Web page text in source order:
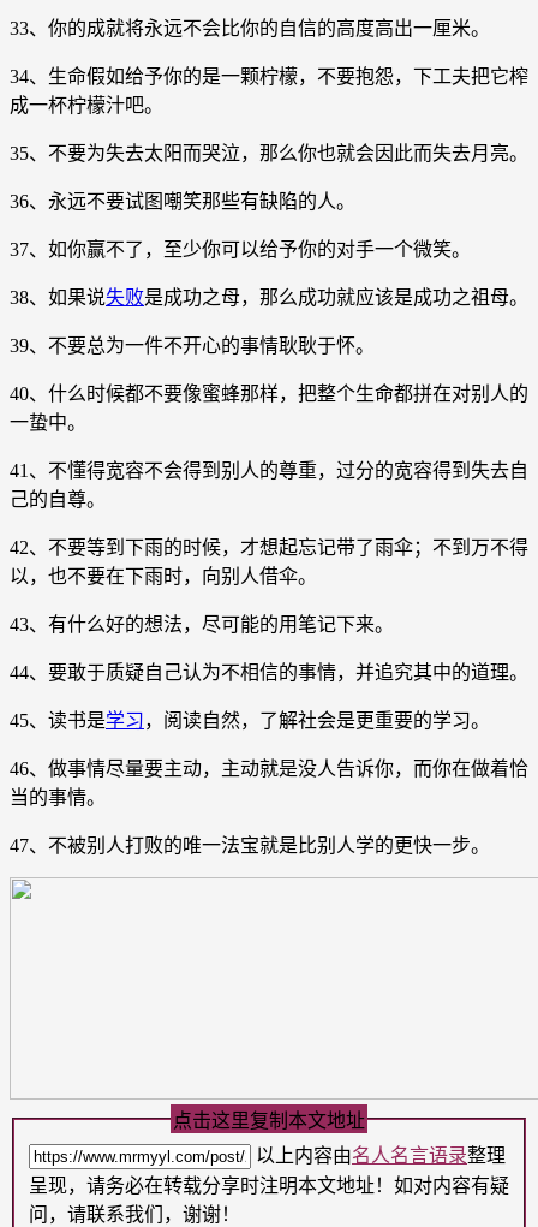
33、你的成就将永远不会比你的自信的高度高出一厘米。
34、生命假如给予你的是一颗柠檬，不要抱怨，下工夫把它榨
成一杯柠檬汁吧。
35、不要为失去太阳而哭泣，那么你也就会因此而失去月亮。
36、永远不要试图嘲笑那些有缺陷的人。
37、如你赢不了，至少你可以给予你的对手一个微笑。
38、如果说失败是成功之母，那么成功就应该是成功之祖母。
39、不要总为一件不开心的事情耿耿于怀。
40、什么时候都不要像蜜蜂那样，把整个生命都拼在对别人的
一蛰中。
41、不懂得宽容不会得到别人的尊重，过分的宽容得到失去自
己的自尊。
42、不要等到下雨的时候，才想起忘记带了雨伞；不到万不得
以，也不要在下雨时，向别人借伞。
43、有什么好的想法，尽可能的用笔记下来。
44、要敢于质疑自己认为不相信的事情，并追究其中的道理。
45、读书是学习，阅读自然，了解社会是更重要的学习。
46、做事情尽量要主动，主动就是没人告诉你，而你在做着恰
当的事情。
47、不被别人打败的唯一法宝就是比别人学的更快一步。
点击这里复制本文地址
以上内容由名人名言语录整理
呈现，请务必在转载分享时注明本文地址！如对内容有疑
问，请联系我们，谢谢！